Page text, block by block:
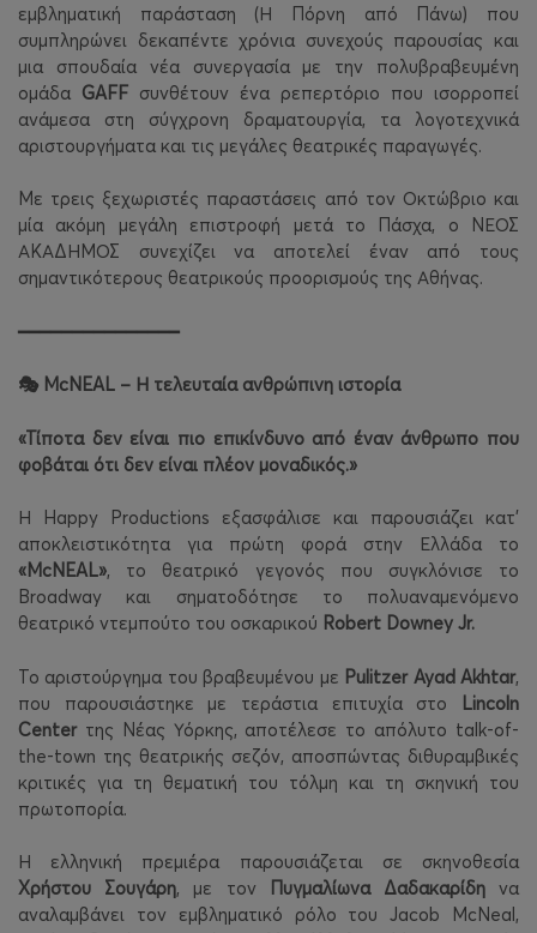
εμβληματική παράσταση (Η Πόρνη από Πάνω) που
συμπληρώνει δεκαπέντε χρόνια συνεχούς παρουσίας και
μια σπουδαία νέα συνεργασία με την πολυβραβευμένη
ομάδα GAFF συνθέτουν ένα ρεπερτόριο που ισορροπεί
ανάμεσα στη σύγχρονη δραματουργία, τα λογοτεχνικά
αριστουργήματα και τις μεγάλες θεατρικές παραγωγές.
Με τρεις ξεχωριστές παραστάσεις από τον Οκτώβριο και
μία ακόμη μεγάλη επιστροφή μετά το Πάσχα, ο ΝΕΟΣ
ΑΚΑΔΗΜΟΣ συνεχίζει να αποτελεί έναν από τους
σημαντικότερους θεατρικούς προορισμούς της Αθήνας.
━━━━━━━━━━━━━━━
🎭 McNEAL – Η τελευταία ανθρώπινη ιστορία
«Τίποτα δεν είναι πιο επικίνδυνο από έναν άνθρωπο που
φοβάται ότι δεν είναι πλέον μοναδικός.»
Η Happy Productions εξασφάλισε και παρουσιάζει κατ'
αποκλειστικότητα για πρώτη φορά στην Ελλάδα το
«McNEAL», το θεατρικό γεγονός που συγκλόνισε το
Broadway και σηματοδότησε το πολυαναμενόμενο
θεατρικό ντεμπούτο του οσκαρικού Robert Downey Jr.
Το αριστούργημα του βραβευμένου με Pulitzer Ayad Akhtar,
που παρουσιάστηκε με τεράστια επιτυχία στο
Lincoln
Centerτης Νέας Υόρκης, αποτέλεσε το απόλυτο talk-of-
the-town της θεατρικής σεζόν, αποσπώντας διθυραμβικές
κριτικές για τη θεματική του τόλμη και τη σκηνική του
πρωτοπορία.
Η ελληνική πρεμιέρα παρουσιάζεται σε σκηνοθεσία
Χρήστου Σουγάρη, με τον Πυγμαλίωνα Δαδακαρίδηνα
αναλαμβάνει τον εμβληματικό ρόλο του Jacob McNeal,